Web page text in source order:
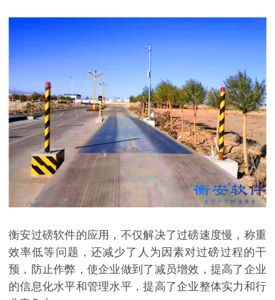
衡安过磅软件的应用，不仅解决了过磅速度慢，称重
效率低等问题，还减少了人为因素对过磅过程的干
预，防止作弊，使企业做到了减员增效，提高了企业
的信息化水平和管理水平，提高了企业整体实力和行